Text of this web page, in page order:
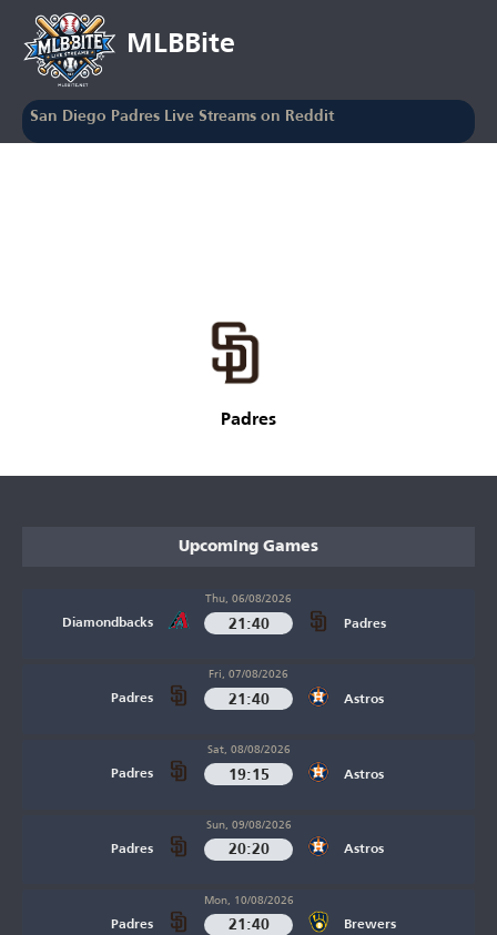
MLBBite
San Diego Padres Live Streams on Reddit
Padres
Upcoming Games
Diamondbacks
Thu, 06/08/2026
21:40 Padres
Padres
Fri, 07/08/2026
21:40 Astros
Padres
Sat, 08/08/2026
19:15 Astros
Padres
Sun, 09/08/2026
20:20 Astros
Padres
Mon, 10/08/2026
21:40 Brewers